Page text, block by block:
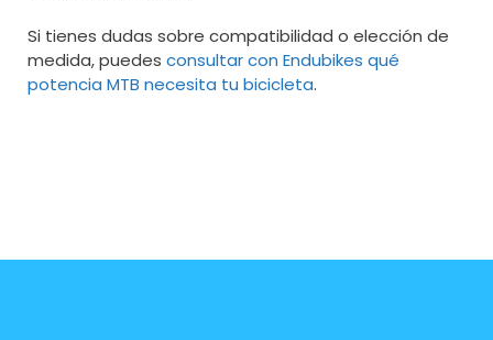
Si tienes dudas sobre compatibilidad o elección de
medida, puedes consultar con Endubikes qué
potencia MTB necesita tu bicicleta.